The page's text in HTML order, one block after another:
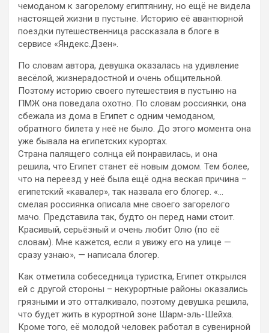
чемоданом к загорелому египтянину, но ещё не видела
настоящей жизни в пустыне. Историю её авантюрной
поездки путешественница рассказала в блоге в
сервисе «Яндекс.Дзен».
По словам автора, девушка оказалась на удивление
весёлой, жизнерадостной и очень общительной.
Поэтому историю своего путешествия в пустыню на
ПМЖ она поведала охотно. По словам россиянки, она
сбежала из дома в Египет с одним чемоданом,
обратного билета у неё не было. До этого момента она
уже бывала на египетских курортах.
Страна палящего солнца ей понравилась, и она
решила, что Египет станет её новым домом. Тем более,
что на переезд у неё была ещё одна веская причина –
египетский «кавалер», так назвала его блогер. «…
смелая россиянка описала мне своего загорелого
мачо. Представила так, будто он перед нами стоит.
Красивый, серьёзный и очень любит Олю (по её
словам). Мне кажется, если я увижу его на улице —
сразу узнаю», — написала блогер.
Как отметила собеседница туристка, Египет открылся
ей с другой стороны – некурортные районы оказались
грязными и это отталкивало, поэтому девушка решила,
что будет жить в курортной зоне Шарм-эль-Шейха.
Кроме того, её молодой человек работал в сувенирной